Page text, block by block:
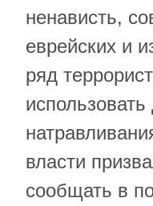
ненависть,
еврейских и
ряд
власти
сообщать в